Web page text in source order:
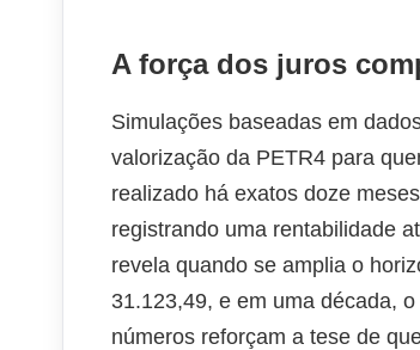
A força dos juros
Simulações baseadas em
valorização da PETR4 para
realizado há exatos doze
registrando uma rentabilidade
revela quando se amplia o
31.123,49, e em uma década,
números reforçam a tese de